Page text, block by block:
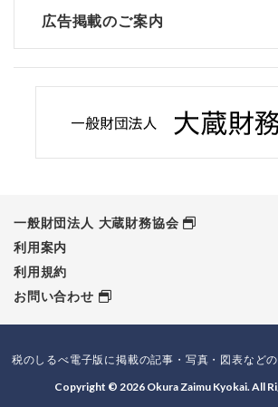
広告掲載のご案内
一般財団法人 大蔵財務協会
利用案内
利用規約
お問い合わせ
税のしるべ電子版に掲載の記事・写真・図表など
Copyright © 2026 Okura Zaimu Kyokai. All